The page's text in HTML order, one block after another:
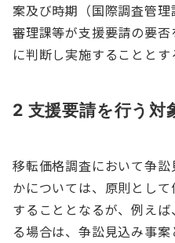
案及び時期（国際調査管
審理課等が支援要請の要
に判断し実施することとす
2 支援要請を行う対
移転価格調査において争
かについては、原則とし
することとなるが、例え
る場合は、争訟見込み事